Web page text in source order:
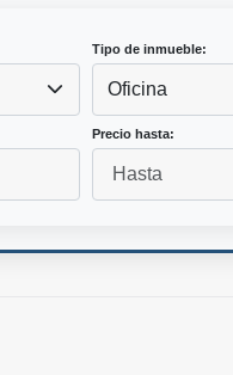
Tipo de inmueble:
Oficina
Precio hasta: